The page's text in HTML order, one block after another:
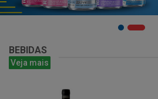
BEBIDAS
Veja mais